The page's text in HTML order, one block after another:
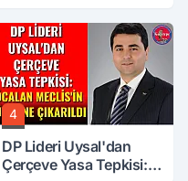
4
DP Lideri Uysal'dan
Çerçeve Yasa Tepkisi: